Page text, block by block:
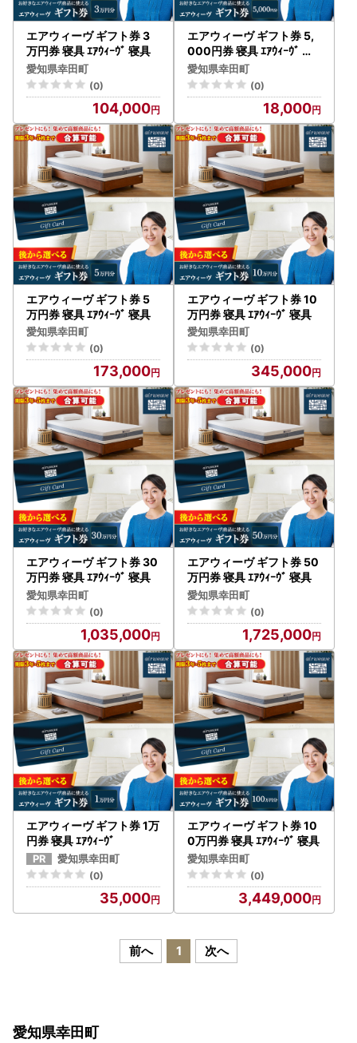
エアウィーヴ ギフト券 3
万円券 寝具 ｴｱｳｨｰｳﾞ 寝具
愛知県幸田町
(0)
104,000
エアウィーヴ ギフト券 5,
000円券 寝具 ｴｱｳｨｰｳﾞ 寝
具
愛知県幸田町
(0)
18,000
エアウィーヴ ギフト券 5
万円券 寝具 ｴｱｳｨｰｳﾞ 寝具
愛知県幸田町
(0)
173,000
エアウィーヴ ギフト券 10
万円券 寝具 ｴｱｳｨｰｳﾞ 寝具
愛知県幸田町
(0)
345,000
エアウィーヴ ギフト券 30
万円券 寝具 ｴｱｳｨｰｳﾞ 寝具
愛知県幸田町
(0)
1,035,000
エアウィーヴ ギフト券 50
万円券 寝具 ｴｱｳｨｰｳﾞ 寝具
愛知県幸田町
(0)
1,725,000
エアウィーヴ ギフト券 1万
円券 寝具 ｴｱｳｨｰｳﾞ
愛知県幸田町
(0)
35,000
エアウィーヴ ギフト券 10
0万円券 寝具 ｴｱｳｨｰｳﾞ 寝具
愛知県幸田町
(0)
3,449,000
前へ 1 次へ
愛知県幸田町